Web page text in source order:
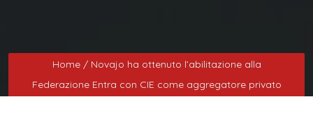
Home / Novajo ha ottenuto l’abilitazione alla
Federazione Entra con CIE come aggregatore privato